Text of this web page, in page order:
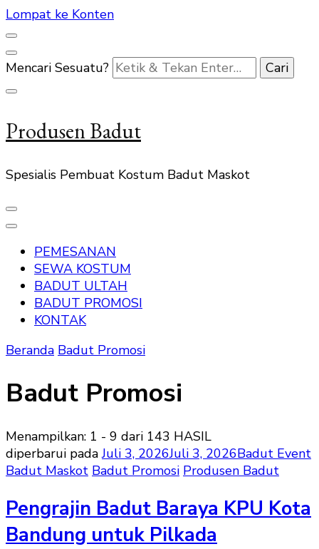
Lompat ke Konten
Mencari Sesuatu?
Produsen Badut
Spesialis Pembuat Kostum Badut Maskot
PEMESANAN
SEWA KOSTUM
BADUT ULTAH
BADUT PROMOSI
KONTAK
Beranda Badut Promosi
Badut Promosi
Menampilkan: 1 - 9 dari 143 HASIL
diperbarui padaJuli 3, 2026Juli 3, 2026Badut Event
Badut Maskot Badut Promosi Produsen Badut
Pengrajin Badut Baraya KPU Kota
Bandung untuk Pilkada